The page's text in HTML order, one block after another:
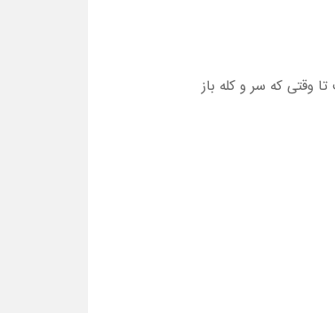
که سر و کله باز